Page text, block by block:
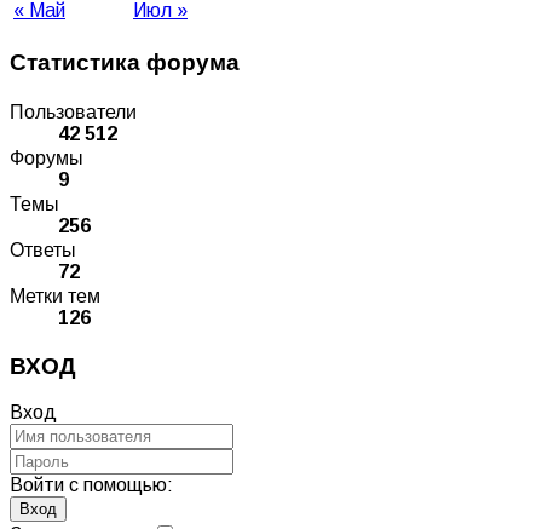
« Май Июл »
Статистика форума
Пользователи
42 512
Форумы
9
Темы
256
Ответы
72
Метки тем
126
ВХОД
Вход
Войти с помощью: